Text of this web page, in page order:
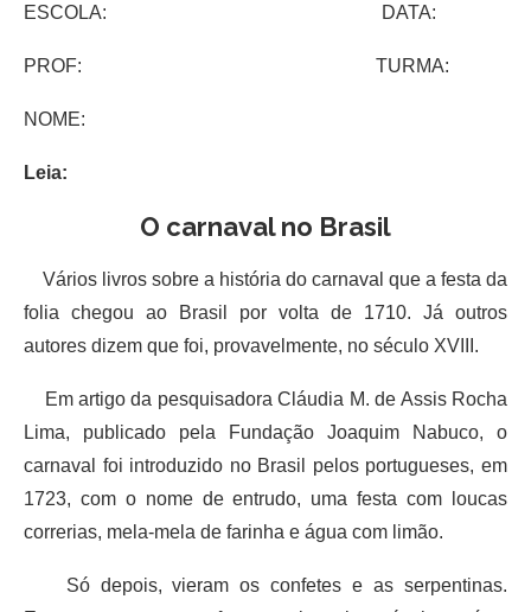
ESCOLA: DATA:
PROF: TURMA:
NOME:
Leia:
O carnaval no Brasil
Vários livros sobre a história do carnaval que a festa da
folia chegou ao Brasil por volta de 1710. Já outros
autores dizem que foi, provavelmente, no século XVIII.
Em artigo da pesquisadora Cláudia M. de Assis Rocha
Lima, publicado pela Fundação Joaquim Nabuco, o
carnaval foi introduzido no Brasil pelos portugueses, em
1723, com o nome de entrudo, uma festa com loucas
correrias, mela-mela de farinha e água com limão.
Só depois, vieram os confetes e as serpentinas.